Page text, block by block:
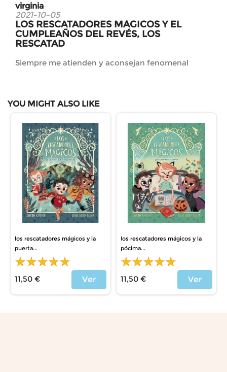
virginia
2021-10-05
LOS RESCATADORES MÁGICOS Y EL
CUMPLEAÑOS DEL REVÉS, LOS
RESCATAD
Siempre me atienden y aconsejan fenomenal
YOU MIGHT ALSO LIKE
los rescatadores mágicos y la
puerta...
11,50 €
Ver
los rescatadores mágicos y la
pócima...
11,50 €
Ver